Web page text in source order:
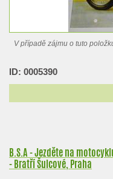
V případě zájmu o tuto
ID: 0005390
B.S.A - Jezděte na
- Bratří Šulcové, Praha